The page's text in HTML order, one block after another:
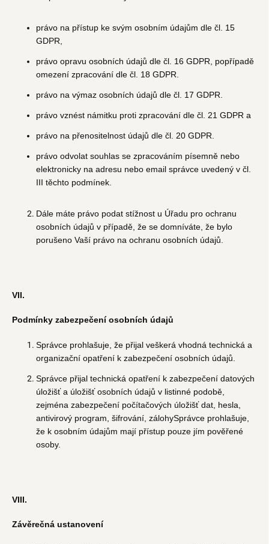
právo na přístup ke svým osobním údajům dle čl. 15
GDPR,
právo opravu osobních údajů dle čl. 16 GDPR, popřípadě
omezení zpracování dle čl. 18 GDPR.
právo na výmaz osobních údajů dle čl. 17 GDPR.
právo vznést námitku proti zpracování dle čl. 21 GDPR a
právo na přenositelnost údajů dle čl. 20 GDPR.
právo odvolat souhlas se zpracováním písemně nebo
elektronicky na adresu nebo email správce uvedený v čl.
III těchto podmínek.
Dále máte právo podat stížnost u Úřadu pro ochranu
osobních údajů v případě, že se domníváte, že bylo
porušeno Vaší právo na ochranu osobních údajů.
VII.
Podmínky zabezpečení osobních údajů
Správce prohlašuje, že přijal veškerá vhodná technická a
organizační opatření k zabezpečení osobních údajů.
Správce přijal technická opatření k zabezpečení datových
úložišť a úložišť osobních údajů v listinné podobě,
zejména zabezpečení počítačových úložišť dat, hesla,
antivirový program, šifrování, zálohySprávce prohlašuje,
že k osobním údajům mají přístup pouze jím pověřené
osoby.
VIII.
Závěrečná ustanovení